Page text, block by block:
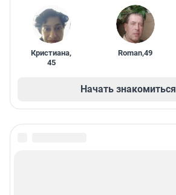
Кристиана,
45
Roman,49
Начать знакомиться